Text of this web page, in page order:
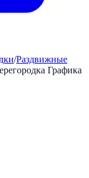
/Раздвижные
Графика